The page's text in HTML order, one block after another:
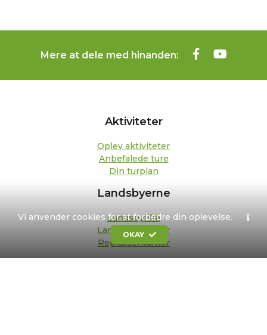
Vi anvender cookies for at forbedre din oplevelse.
OKAY
Mere at dele med hinanden:
Aktiviteter
Oplev aktiviteter
Anbefalede ture
Din turplan
Landsbyerne
Landsbyfilm
Landsbypedeller
Repræsentanter